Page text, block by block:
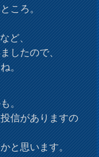
ころ。
ど、
したので、
。
。
信がありますの
と思います。